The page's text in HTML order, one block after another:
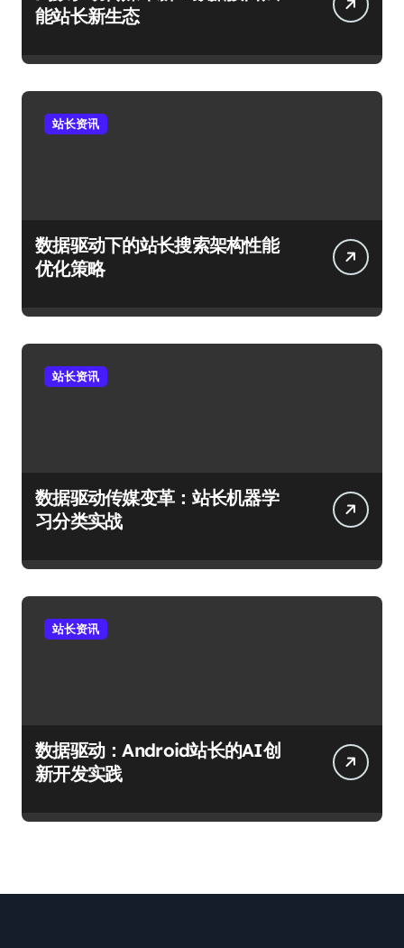
能站长新生态
站长资讯
数据驱动下的站长搜索架构性能
优化策略
站长资讯
数据驱动传媒变革：站长机器学
习分类实战
站长资讯
数据驱动：Android站长的AI创
新开发实践